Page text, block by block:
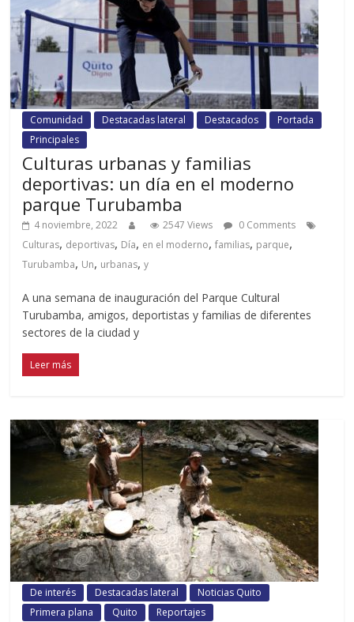
Comunidad Destacadas lateral Destacados
Portada
Principales
Culturas urbanas y familias
deportivas: un día en el moderno
parque Turubamba
4 noviembre, 2022 2547 Views
0 Comments
Culturas, deportivas, Día, en el moderno,familias, parque,
Turubamba, Un, urbanas,y
A una semana de inauguración del Parque Cultural
Turubamba, amigos, deportistas y familias de diferentes
sectores de la ciudad y
Leer más
De interés Destacadas lateral
Noticias Quito
Primera plana
Quito Reportajes